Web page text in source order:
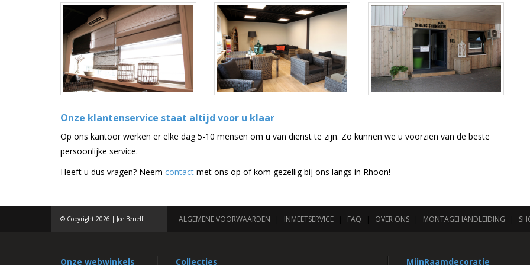
Onze klantenservice staat altijd voor u klaar
Op ons kantoor werken er elke dag 5-10 mensen om u van dienst te zijn. Zo kunnen we u voorzien van de beste
persoonlijke service.
Heeft u dus vragen? Neem contact met ons op of kom gezellig bij ons langs in Rhoon!
© Copyright 2026 | Joe Benelli ALGEMENE VOORWAARDEN INMEETSERVICE FAQ OVER ONS MONTAGEHANDLEIDING
Onze webwinkels Collecties MijnRaamdecoratie